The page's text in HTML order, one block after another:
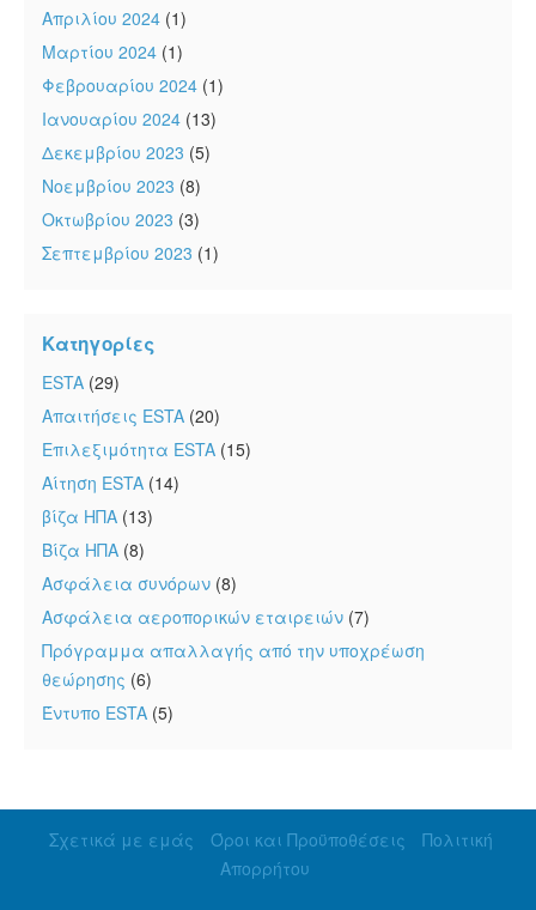
Απριλίου 2024 (1)
Μαρτίου 2024 (1)
Φεβρουαρίου 2024 (1)
Ιανουαρίου 2024 (13)
Δεκεμβρίου 2023 (5)
Νοεμβρίου 2023 (8)
Οκτωβρίου 2023 (3)
Σεπτεμβρίου 2023 (1)
Κατηγορίες
ESTA (29)
Απαιτήσεις ESTA (20)
Επιλεξιμότητα ESTA (15)
Αίτηση ESTA (14)
βίζα ΗΠΑ (13)
Βίζα ΗΠΑ (8)
Ασφάλεια συνόρων (8)
Ασφάλεια αεροπορικών εταιρειών (7)
Πρόγραμμα απαλλαγής από την υποχρέωση
θεώρησης (6)
Έντυπο ESTA (5)
Σχετικά με εμάς Όροι και Προϋποθέσεις
Πολιτική
Απορρήτου